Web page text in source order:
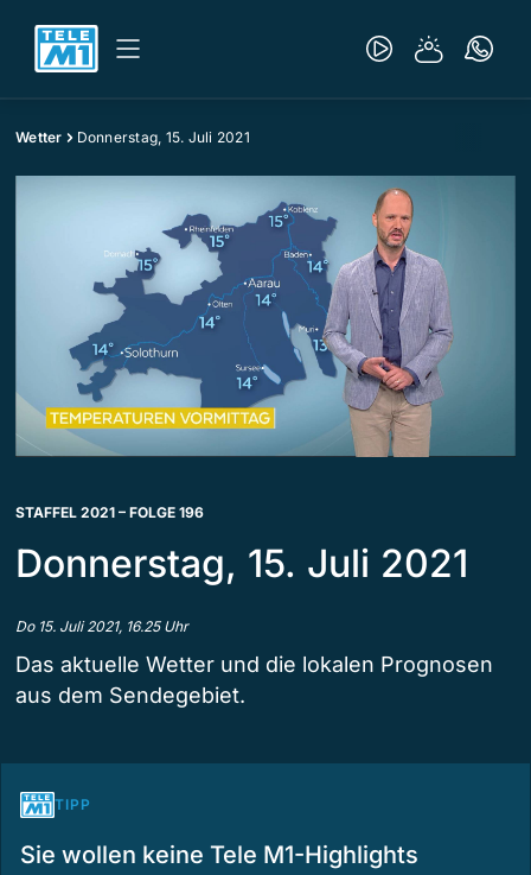
Wetter Donnerstag, 15. Juli 2021
STAFFEL 2021 – FOLGE 196
Donnerstag, 15. Juli 2021
Do 15. Juli 2021, 16.25 Uhr
Das aktuelle Wetter und die lokalen Prognosen
aus dem Sendegebiet.
TIPP
Sie wollen keine Tele M1-Highlights